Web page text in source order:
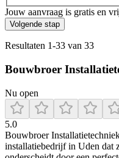
Jouw aanvraag is gratis en
Volgende stap
Resultaten 1-33 van 33
Bouwbroer
Nu open
5.0
Bouwbroer
installatiebedrijf in Uden dat